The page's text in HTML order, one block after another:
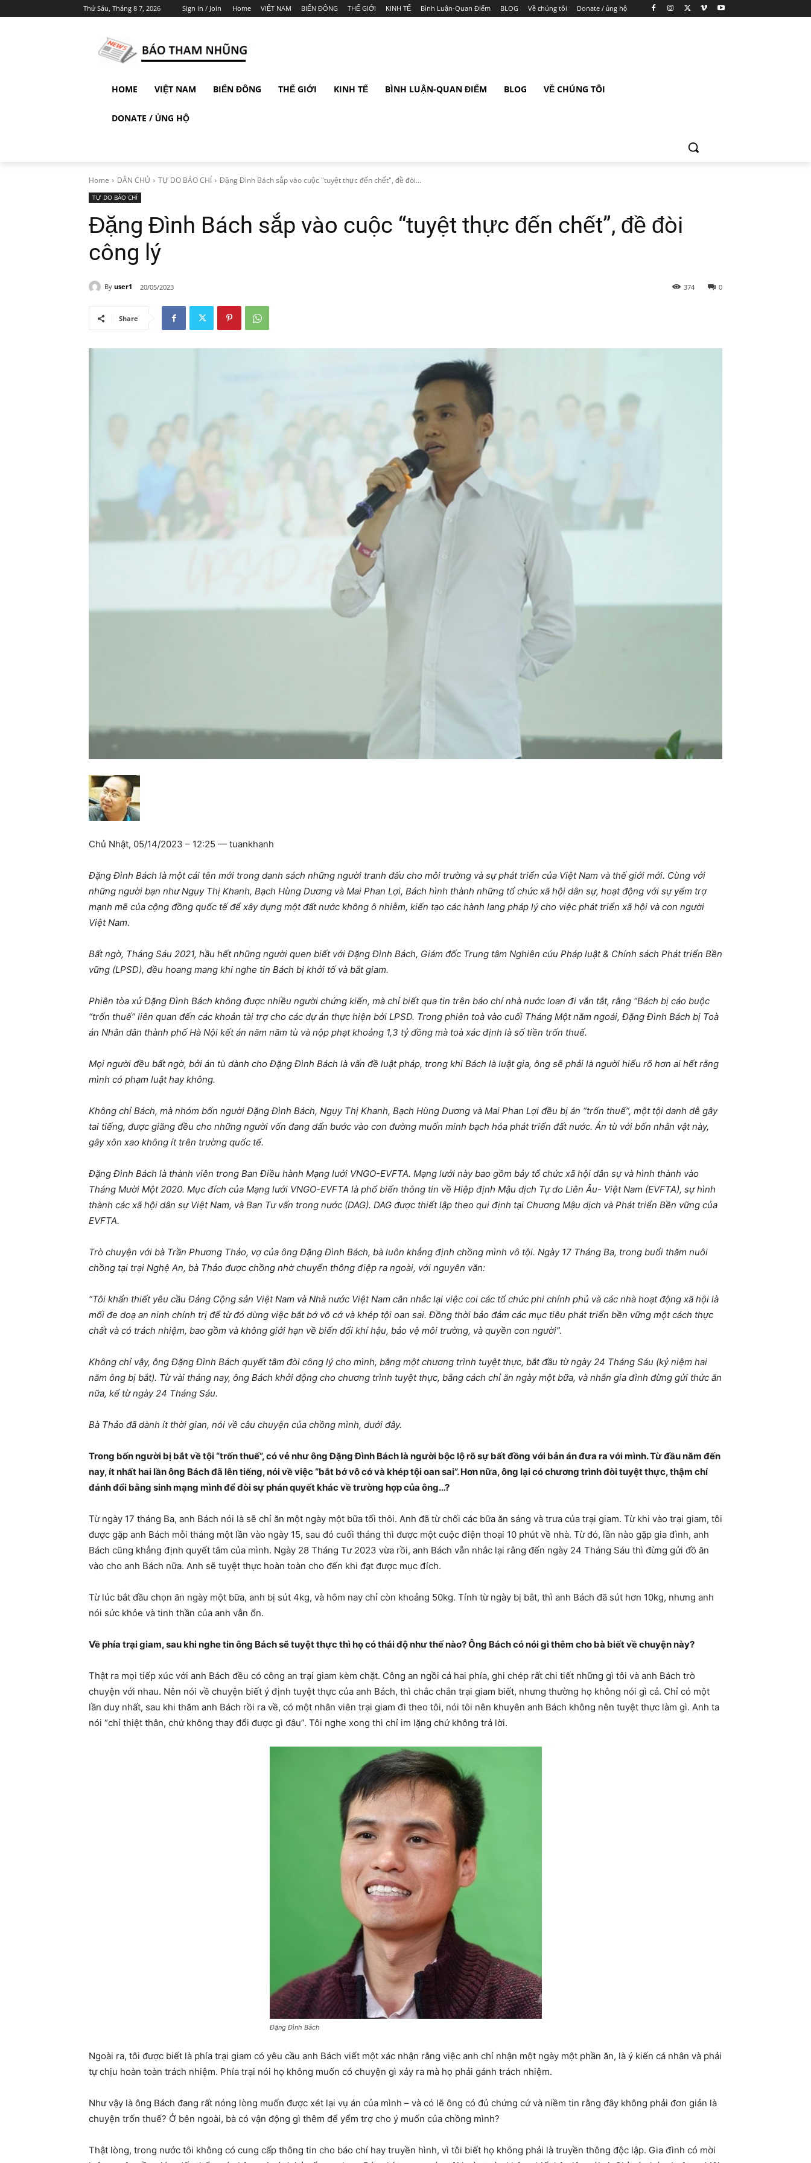
Thứ Sáu, Tháng 8 7, 2026 Sign in / Join Home VIỆT NAM BIỂN ĐÔNG THẾ GIỚI KINH TẾ Bình Luận-Quan Điểm BLOG Về chúng tôi Donate / ủng hộ
HOME VIỆT NAM BIỂN ĐÔNG THẾ GIỚI KINH TẾ BÌNH LUẬN-QUAN ĐIỂM BLOG VỀ CHÚNG TÔI
DONATE / ỦNG HỘ
Home DÂN CHỦ TỰ DO BÁO CHÍ Đặng Đình Bách sắp vào cuộc "tuyệt thực đến chết", đề đòi...
TỰ DO BÁO CHÍ
Đặng Đình Bách sắp vào cuộc “tuyệt thực đến chết”, đề đòi
công lý
By user1 20/05/2023 0
374
Share
Chủ Nhật, 05/14/2023 – 12:25 — tuankhanh
Đặng Đình Bách là một cái tên mới trong danh sách những người tranh đấu cho môi trường và sự phát triển của Việt Nam và thế giới mới. Cùng với
những người bạn như Ngụy Thị Khanh, Bạch Hùng Dương và Mai Phan Lợi, Bách hình thành những tổ chức xã hội dân sự, hoạt động với sự yểm trợ
mạnh mẽ của cộng đồng quốc tế để xây dựng một đất nước không ô nhiễm, kiến tạo các hành lang pháp lý cho việc phát triển xã hội và con người
Việt Nam.
Bất ngờ, Tháng Sáu 2021, hầu hết những người quen biết với Đặng Đình Bách, Giám đốc Trung tâm Nghiên cứu Pháp luật & Chính sách Phát triển Bền
vững (LPSD), đều hoang mang khi nghe tin Bách bị khởi tố và bắt giam.
Phiên tòa xử Đặng Đình Bách không được nhiều người chứng kiến, mà chỉ biết qua tin trên báo chí nhà nước loan đi vắn tắt, rằng “Bách bị cáo buộc
“trốn thuế” liên quan đến các khoản tài trợ cho các dự án thực hiện bởi LPSD. Trong phiên toà vào cuối Tháng Một năm ngoái, Đặng Đình Bách bị Toà
án Nhân dân thành phố Hà Nội kết án năm năm tù và nộp phạt khoảng 1,3 tỷ đồng mà toà xác định là số tiền trốn thuế.
Mọi người đều bất ngờ, bởi án tù dành cho Đặng Đình Bách là vấn đề luật pháp, trong khi Bách là luật gia, ông sẽ phải là người hiểu rõ hơn ai hết rằng
mình có phạm luật hay không.
Không chỉ Bách, mà nhóm bốn người Đặng Đình Bách, Ngụy Thị Khanh, Bạch Hùng Dương và Mai Phan Lợi đều bị án “trốn thuế”, một tội danh dễ gây
tai tiếng, được giăng đều cho những người vốn đang dấn bước vào con đường muốn minh bạch hóa phát triển đất nước. Án tù với bốn nhân vật này,
gây xôn xao không ít trên trường quốc tế.
Đặng Đình Bách là thành viên trong Ban Điều hành Mạng lưới VNGO-EVFTA. Mạng lưới này bao gồm bảy tổ chức xã hội dân sự và hình thành vào
Tháng Mười Một 2020. Mục đích của Mạng lưới VNGO-EVFTA là phổ biến thông tin về Hiệp định Mậu dịch Tự do Liên Âu- Việt Nam (EVFTA), sự hình
thành các xã hội dân sự Việt Nam, và Ban Tư vấn trong nước (DAG). DAG được thiết lập theo qui định tại Chương Mậu dịch và Phát triển Bền vững của
EVFTA.
Trò chuyện với bà Trần Phương Thảo, vợ của ông Đặng Đình Bách, bà luôn khẳng định chồng mình vô tội. Ngày 17 Tháng Ba, trong buổi thăm nuôi
chồng tại trại Nghệ An, bà Thảo được chồng nhờ chuyển thông điệp ra ngoài, với nguyên văn:
“Tôi khẩn thiết yêu cầu Đảng Cộng sản Việt Nam và Nhà nước Việt Nam cân nhắc lại việc coi các tổ chức phi chính phủ và các nhà hoạt động xã hội là
mối đe doạ an ninh chính trị để từ đó dừng việc bắt bớ vô cớ và khép tội oan sai. Đồng thời bảo đảm các mục tiêu phát triển bền vững một cách thực
chất và có trách nhiệm, bao gồm và không giới hạn về biến đổi khí hậu, bảo vệ môi trường, và quyền con người”.
Không chỉ vậy, ông Đặng Đình Bách quyết tâm đòi công lý cho mình, bằng một chương trình tuyệt thực, bắt đầu từ ngày 24 Tháng Sáu (kỷ niệm hai
năm ông bị bắt). Từ vài tháng nay, ông Bách khởi động cho chương trình tuyệt thực, bằng cách chỉ ăn ngày một bữa, và nhắn gia đình đừng gửi thức ăn
nữa, kể từ ngày 24 Tháng Sáu.
Bà Thảo đã dành ít thời gian, nói về câu chuyện của chồng mình, dưới đây.
Trong bốn người bị bắt về tội “trốn thuế”, có vẻ như ông Đặng Đình Bách là người bộc lộ rõ sự bất đồng với bản án đưa ra với mình. Từ đầu năm đến
nay, ít nhất hai lần ông Bách đã lên tiếng, nói về việc “bắt bớ vô cớ và khép tội oan sai”. Hơn nữa, ông lại có chương trình đòi tuyệt thực, thậm chí
đánh đổi bằng sinh mạng mình để đòi sự phán quyết khác về trường hợp của ông…?
Từ ngày 17 tháng Ba, anh Bách nói là sẽ chỉ ăn một ngày một bữa tối thôi. Anh đã từ chối các bữa ăn sáng và trưa của trại giam. Từ khi vào trại giam, tôi
được gặp anh Bách mỗi tháng một lần vào ngày 15, sau đó cuối tháng thì được một cuộc điện thoại 10 phút về nhà. Từ đó, lần nào gặp gia đình, anh
Bách cũng khẳng định quyết tâm của mình. Ngày 28 Tháng Tư 2023 vừa rồi, anh Bách vẫn nhắc lại rằng đến ngày 24 Tháng Sáu thì đừng gửi đồ ăn
vào cho anh Bách nữa. Anh sẽ tuyệt thực hoàn toàn cho đến khi đạt được mục đích.
Từ lúc bắt đầu chọn ăn ngày một bữa, anh bị sút 4kg, và hôm nay chỉ còn khoảng 50kg. Tính từ ngày bị bắt, thì anh Bách đã sút hơn 10kg, nhưng anh
nói sức khỏe và tinh thần của anh vẫn ổn.
Về phía trại giam, sau khi nghe tin ông Bách sẽ tuyệt thực thì họ có thái độ như thế nào? Ông Bách có nói gì thêm cho bà biết về chuyện này?
Thật ra mọi tiếp xúc với anh Bách đều có công an trại giam kèm chặt. Công an ngồi cả hai phía, ghi chép rất chi tiết những gì tôi và anh Bách trò
chuyện với nhau. Nên nói về chuyện biết ý định tuyệt thực của anh Bách, thì chắc chắn trại giam biết, nhưng thường họ không nói gì cả. Chỉ có một
lần duy nhất, sau khi thăm anh Bách rồi ra về, có một nhân viên trại giam đi theo tôi, nói tôi nên khuyên anh Bách không nên tuyệt thực làm gì. Anh ta
nói “chỉ thiệt thân, chứ không thay đổi được gì đâu”. Tôi nghe xong thì chỉ im lặng chứ không trả lời.
Đặng Đình Bách
Ngoài ra, tôi được biết là phía trại giam có yêu cầu anh Bách viết một xác nhận rằng việc anh chỉ nhận một ngày một phần ăn, là ý kiến cá nhân và phải
tự chịu hoàn toàn trách nhiệm. Phía trại nói họ không muốn có chuyện gì xảy ra mà họ phải gánh trách nhiệm.
Như vậy là ông Bách đang rất nóng lòng muốn được xét lại vụ án của mình – và có lẽ ông có đủ chứng cứ và niềm tin rằng đây không phải đơn giản là
chuyện trốn thuế? Ở bên ngoài, bà có vận động gì thêm để yểm trợ cho ý muốn của chồng mình?
Thật lòng, trong nước tôi không có cung cấp thông tin cho báo chí hay truyền hình, vì tôi biết họ không phải là truyền thông độc lập. Gia đình có mời